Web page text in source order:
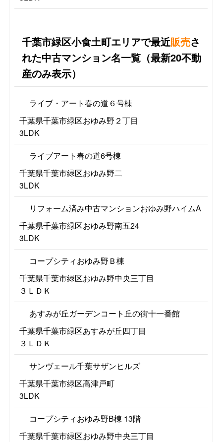
千葉市緑区小食土町エリアで最近販売さ
れた中古マンション名一覧（最新20不動
産のみ表示）
ライブ・アート春の道６号棟
千葉県千葉市緑区おゆみ野２丁目
3LDK
ライブアート春の道6号棟
千葉県千葉市緑区おゆみ野二
3LDK
リフォーム済み中古マンションおゆみ野ハイムA
千葉県千葉市緑区おゆみ野南五24
3LDK
コープシティおゆみ野Ｂ棟
千葉県千葉市緑区おゆみ野中央三丁目
３ＬＤＫ
あすみが丘ガーデンコート丘の街十一番館
千葉県千葉市緑区あすみが丘四丁目
３ＬＤＫ
サンヴェール千葉サザンヒルズ
千葉県千葉市緑区高津戸町
3LDK
コープシティおゆみ野B棟 13階
千葉県千葉市緑区おゆみ野中央三丁目